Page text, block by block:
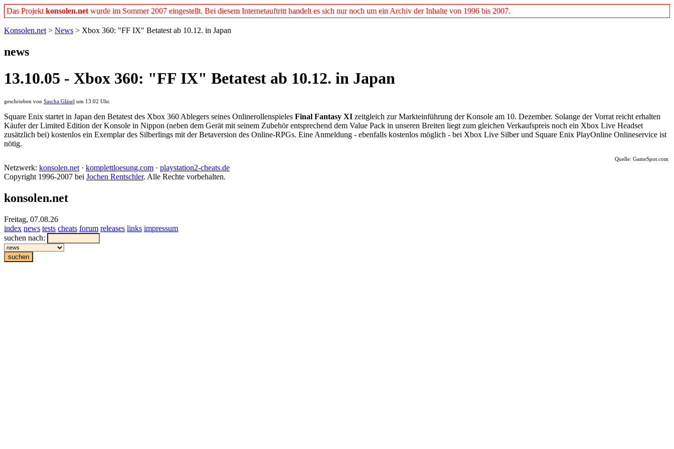
Das Projekt konsolen.net wurde im Sommer 2007 eingestellt. Bei diesem Internetauftritt handelt es sich nur noch um ein Archiv der Inhalte von 1996 bis 2007.
Konsolen.net > News > Xbox 360: "FF IX" Betatest ab 10.12. in Japan
news
13.10.05 - Xbox 360: "FF IX" Betatest ab 10.12. in Japan
geschrieben von Sascha Gläsel um 13:02 Uhr.
Square Enix startet in Japan den Betatest des Xbox 360 Ablegers seines Onlinerollenspieles Final Fantasy XI zeitgleich zur Markteinführung der Konsole am 10. Dezember. Solange der Vorrat reicht erhalten
Käufer der Limited Edition der Konsole in Nippon (neben dem Gerät mit seinem Zubehör entsprechend dem Value Pack in unseren Breiten liegt zum gleichen Verkaufspreis noch ein Xbox Live Headset
zusätzlich bei) kostenlos ein Exemplar des Silberlings mit der Betaversion des Online-RPGs. Eine Anmeldung - ebenfalls kostenlos möglich - bei Xbox Live Silber und Square Enix PlayOnline Onlineservice ist
nötig.
Quelle: GameSpot.com
Netzwerk: konsolen.net · komplettloesung.com · playstation2-cheats.de
Copyright 1996-2007 bei Jochen Rentschler. Alle Rechte vorbehalten.
konsolen.net
Freitag, 07.08.26
index news tests cheats forum releases links impressum
suchen nach: